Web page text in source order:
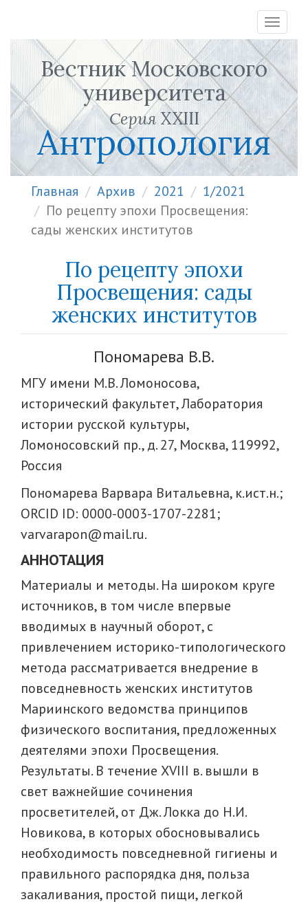
Вестник Московского
университета
СерияXXIII
Антропология
Главная Архив 2021
1/2021
По рецепту эпохи Просвещения:
сады женских институтов
По рецепту эпохи
Просвещения: сады
женских институтов
Пономарева В.В.
МГУ имени М.В. Ломоносова,
исторический факультет, Лаборатория
истории русской культуры,
Ломоносовский пр., д. 27, Москва, 119992,
Россия
Пономарева Варвара Витальевна, к.ист.н.;
ORCID ID: 0000-0003-1707-2281;
varvarapon@mail.ru.
АННОТАЦИЯ
Материалы и методы. На широком круге
источников, в том числе впервые
вводимых в научный оборот, с
привлечением историко-типологического
метода рассматривается внедрение в
повседневность женских институтов
Мариинского ведомства принципов
физического воспитания, предложенных
деятелями эпохи Просвещения.
Результаты. В течение XVIII в. вышли в
свет важнейшие сочинения
просветителей, от Дж. Локка до Н.И.
Новикова, в которых обосновывались
необходимость повседневной гигиены и
правильного распорядка дня, польза
закаливания, простой пищи, легкой